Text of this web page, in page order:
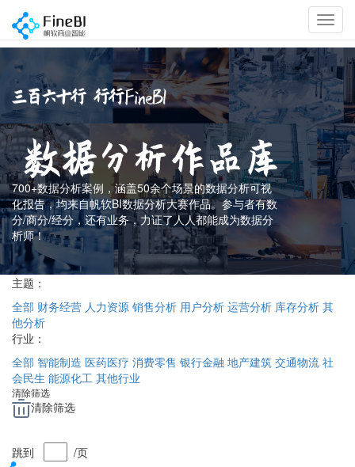
700+数据分析案例，涵盖50余个场景的数据分析可视
化报告，均来自帆软BI数据分析大赛作品。参与者有数
分/商分/经分，还有业务，力证了人人都能成为数据分
析师！
主题：
全部 财务经营 人力资源 销售分析 用户分析 运营分析 库存分析 其
他分析
行业：
全部 智能制造 医药医疗 消费零售 银行金融 地产建筑 交通物流 社
会民生 能源化工 其他行业
清除筛选
清除筛选
跳到 /页